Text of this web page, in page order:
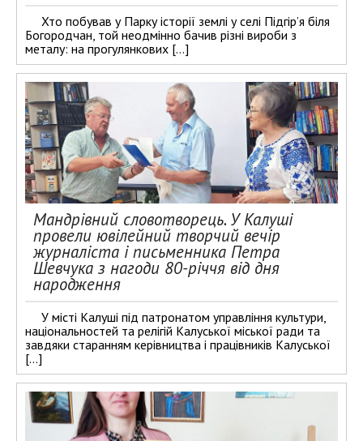
Хто побував у Парку історії землі у селі Підгір’я біля
Богородчан, той неодмінно бачив різні вироби з
металу: на прогулянкових […]
Мандрівний словотворець. У Калуші
провели ювілейний творчий вечір
журналіста і письменника Петра
Шевчука з нагоди 80-річчя від дня
народження
У місті Калуші під патронатом управління культури,
національностей та релігій Калуської міської ради та
завдяки старанням керівництва і працівників Калуської
[…]